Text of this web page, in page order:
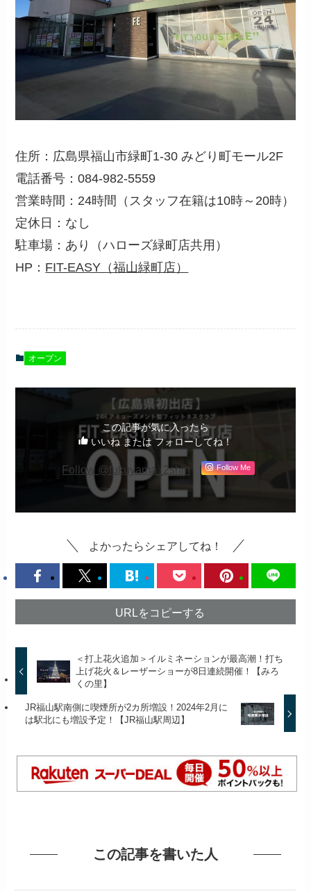
住所：広島県福山市緑町1-30 みどり町モール2F
電話番号：084-982-5559
営業時間：24時間（スタッフ在籍は10時～20時）
定休日：なし
駐車場：あり（ハローズ緑町店共用）
HP： FIT-EASY（福山緑町店）
オープン
この記事が気に入ったら
いいね または フォローしてね！
Follow @fukuyama_2shin Follow Me
よかったらシェアしてね！
URLをコピーする
＜打上花火追加＞イルミネーションが最高潮！打ち
上げ花火＆レーザーショーが8日連続開催！【みろ
くの里】
JR福山駅南側に喫煙所が2カ所増設！2024年2月に
は駅北にも増設予定！【JR福山駅周辺】
この記事を書いた人